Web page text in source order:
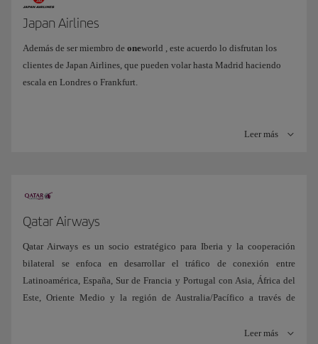
Japan Airlines
Además de ser miembro de oneworld , este acuerdo lo disfrutan los
clientes de Japan Airlines, que pueden volar hasta Madrid haciendo
escala en Londres o Frankfurt.
Leer más
Qatar Airways
Qatar Airways es un socio estratégico para Iberia y la cooperación
bilateral se enfoca en desarrollar el tráfico de conexión entre
Latinoamérica, España, Sur de Francia y Portugal con Asia, África del
Este, Oriente Medio y la región de Australia/Pacífico a través de
su relación allá en 2014 con la entrada de Qatar Airways en la alianza
Leer más